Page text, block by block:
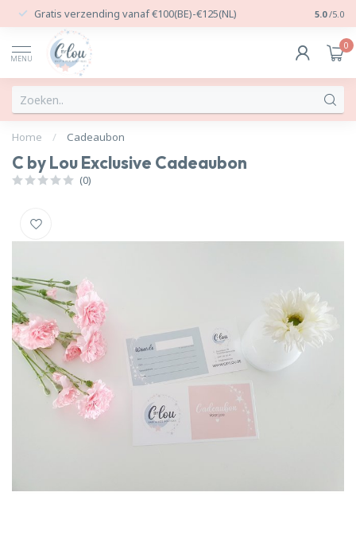
Gratis verzending vanaf €100(BE)-€125(NL) 24/7
5.0 /5.0
MENU
0
Home / Cadeaubon
C by Lou Exclusive Cadeaubon
(0)